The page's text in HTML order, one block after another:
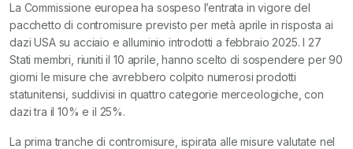
La Commissione europea ha sospeso l’entrata in vigore del
pacchetto di contromisure previsto per metà aprile in risposta ai
dazi USA su acciaio e alluminio introdotti a febbraio 2025. I 27
Stati membri, riuniti il 10 aprile, hanno scelto di sospendere per 90
giorni le misure che avrebbero colpito numerosi prodotti
statunitensi, suddivisi in quattro categorie merceologiche, con
dazi tra il 10% e il 25%.
La prima tranche di contromisure, ispirata alle misure valutate nel